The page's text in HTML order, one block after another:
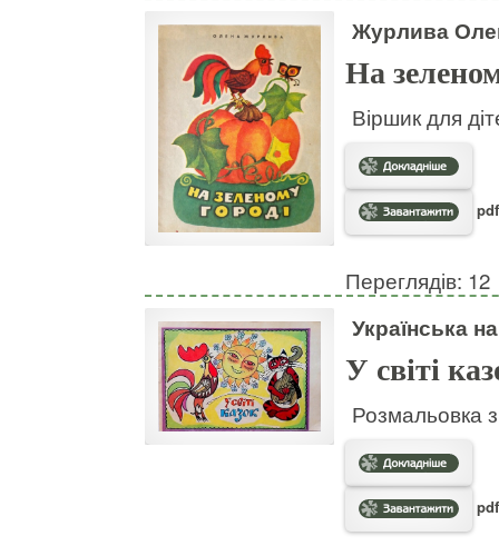
Журлива
На
Віршик для
Переглядів: 12
Українська
У світі
Розмальовка